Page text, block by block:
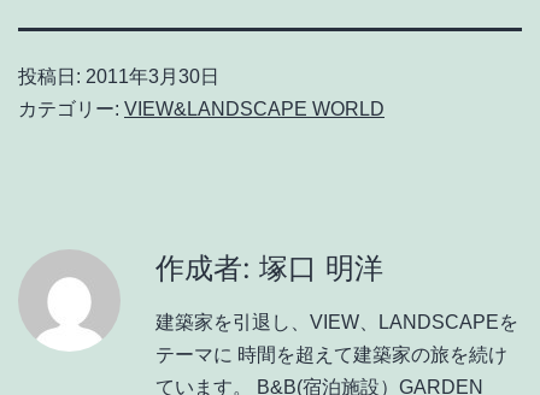
投稿日: 2011年3月30日
カテゴリー: VIEW&LANDSCAPE WORLD
作成者: 塚口 明洋
建築家を引退し、VIEW、LANDSCAPEを
テーマに 時間を超えて建築家の旅を続け
ています。 B&B(宿泊施設）GARDEN